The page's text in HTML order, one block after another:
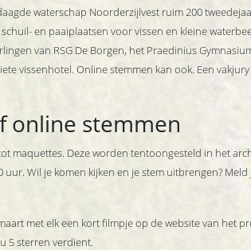
waterschap Noorderzijlvest ruim 200
en paaiplaatsen voor vissen en kleine
van RSG De Borgen, het Praedinius
vissenhotel. Online stemmen kan ook. Een
online stemmen
maquettes. Deze worden tentoongesteld in het
uur. Wil je komen kijken en je stem uitbrengen? Meld
met elk een kort filmpje op de website van het
5 sterren verdient.